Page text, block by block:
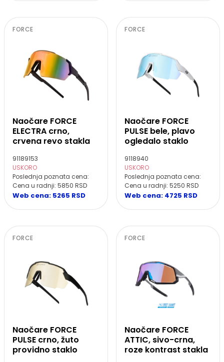
FORCE
Naočare FORCE
ELECTRA crno,
crvena revo stakla
91189153
USKORO
Poslednja poznata cena:
Cena u radnji: 5850 RSD
Web cena: 5265 RSD
FORCE
Naočare FORCE
PULSE bele, plavo
ogledalo staklo
9118940
USKORO
Poslednja poznata cena:
Cena u radnji: 5250 RSD
Web cena: 4725 RSD
FORCE
Naočare FORCE
PULSE crno, žuto
providno staklo
FORCE
Naočare FORCE
ATTIC, sivo-crna,
roze kontrast stakla